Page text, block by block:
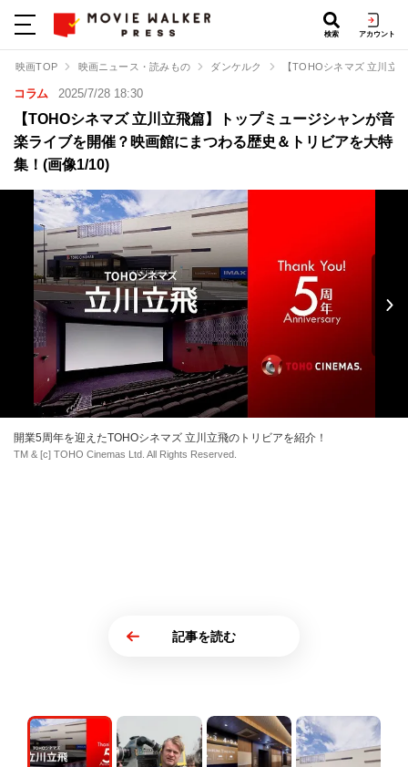
検索 アカウント
映画TOP 映画ニュース・読みもの ダンケルク 【TOHOシネマズ 立川立
コラム 2025/7/28 18:30
【TOHOシネマズ 立川立飛篇】トップミュージシャンが音
楽ライブを開催？映画館にまつわる歴史＆トリビアを大特
集！(画像1/10)
開業5周年を迎えたTOHOシネマズ 立川立飛のトリビアを紹介！
TM & [c] TOHO Cinemas Ltd. All Rights Reserved.
記事を読む